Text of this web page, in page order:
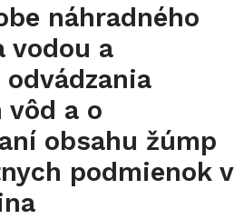
náhradného
vodou a
vôd a o
obsahu žúmp
podmienok v